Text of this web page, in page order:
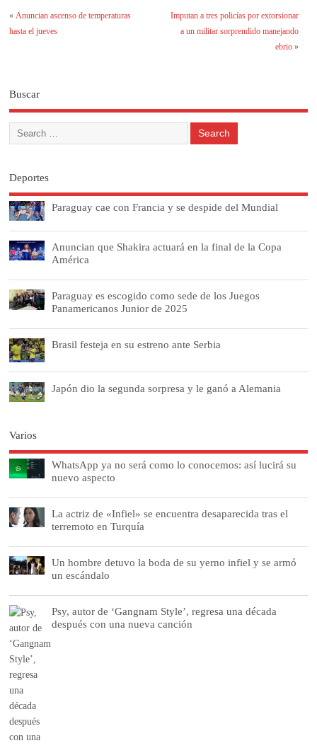
«Anuncian ascenso de temperaturas
hasta el jueves
Imputan a tres policías por extorsionar
a un militar sorprendido manejando
ebrio»
Buscar
Deportes
Paraguay cae con Francia y se despide del Mundial
Anuncian que Shakira actuará en la final de la Copa
América
Paraguay es escogido como sede de los Juegos
Panamericanos Junior de 2025
Brasil festeja en su estreno ante Serbia
Japón dio la segunda sorpresa y le ganó a Alemania
Varios
WhatsApp ya no será como lo conocemos: así lucirá su
nuevo aspecto
La actriz de «Infiel» se encuentra desaparecida tras el
terremoto en Turquía
Un hombre detuvo la boda de su yerno infiel y se armó
un escándalo
Psy, autor de ‘Gangnam Style’, regresa una década
después con una nueva canción